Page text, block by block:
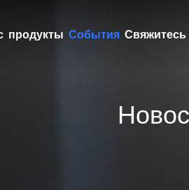
продукты События